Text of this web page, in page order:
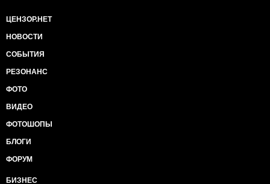
ЦЕНЗОР.НЕТ
НОВОСТИ
СОБЫТИЯ
РЕЗОНАНС
ФОТО
ВИДЕО
ФОТОШОПЫ
БЛОГИ
ФОРУМ
БИЗНЕС